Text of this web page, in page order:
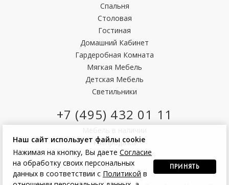
Спальня
Столовая
Гостиная
Домашний Кабинет
Гардеробная Комната
Мягкая Мебель
Детская Мебель
Светильники
+7 (495) 432 01 11
Распродажа
Наш сайт использует файлы cookie
Нажимая на кнопку, Вы даете Согласие
на обработку своих персональных
данных в соответствии с Политикой в
ПРИНЯТЬ